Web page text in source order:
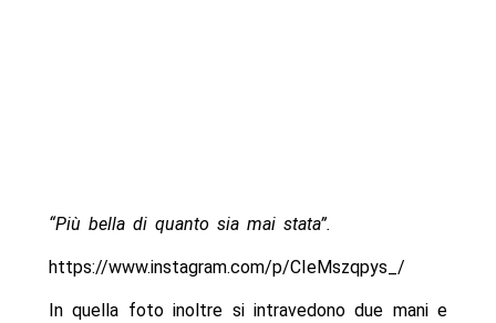
“Più bella di quanto sia mai stata”.
https://www.instagram.com/p/CIeMszqpys_/
In quella foto inoltre si intravedono due mani e